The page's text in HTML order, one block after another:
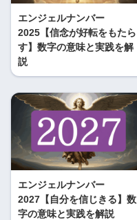
エンジェルナンバー
2025【信念が好転をもたら
す】数字の意味と実践を解
説
エンジェルナンバー
2027【自分を信じきる】数
字の意味と実践を解説